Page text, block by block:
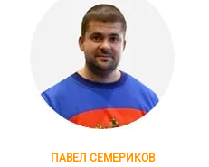
ПАВЕЛ СЕМЕРИКОВ